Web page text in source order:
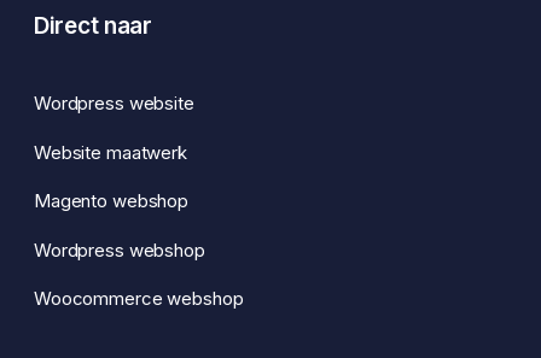
Direct naar
Wordpress website
Website maatwerk
Magento webshop
Wordpress webshop
Woocommerce webshop